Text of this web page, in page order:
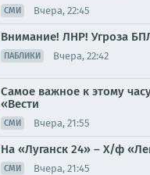
СМИ Вчера, 22:45
Внимание! ЛНР! Угроза
ПАБЛИКИ Вчера, 22:42
Самое важное к этому
«Вести
СМИ Вчера, 21:55
На «Луганск 24» – Х/ф
СМИ Вчера, 21:45